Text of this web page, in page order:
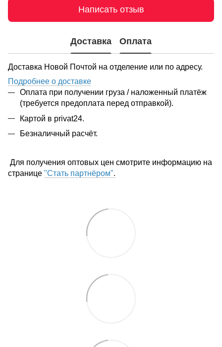
Написать отзыв
Доставка Оплата
Доставка Новой Почтой на отделение или по адресу.
Подробнее о доставке
Оплата при получении груза / наложенный платёж
(требуется предоплата перед отправкой).
Картой в privat24.
Безналичный расчёт.
Для получения оптовых цен смотрите информацию на
странице "Стать партнёром".